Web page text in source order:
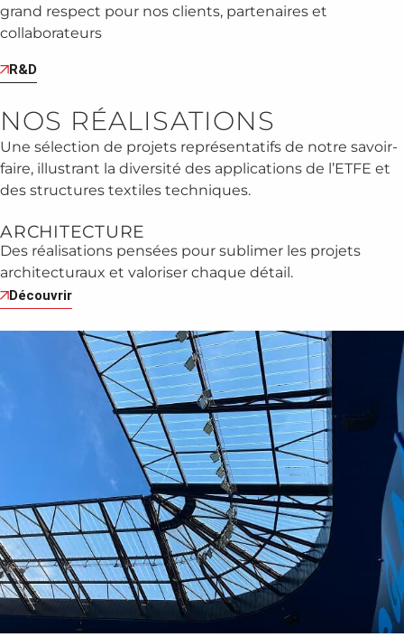
grand respect pour nos clients, partenaires et
collaborateurs
R&D
NOS RÉALISATIONS
Une sélection de projets représentatifs de notre savoir-
faire, illustrant la diversité des applications de l’ETFE et
des structures textiles techniques.
ARCHITECTURE
Des réalisations pensées pour sublimer les projets
architecturaux et valoriser chaque détail.
Découvrir